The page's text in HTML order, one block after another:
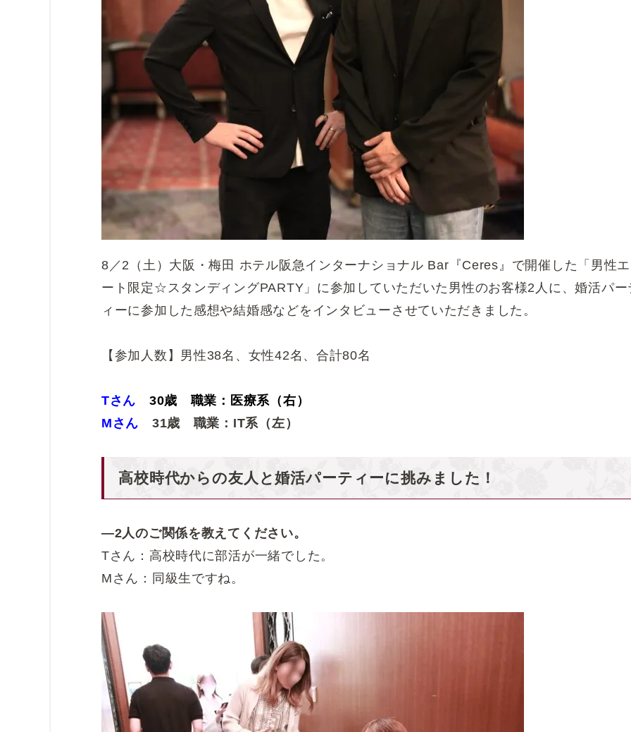
8／2（土）大阪・梅田 ホテル阪急インターナショナル Bar『Ceres』で開催した「男性エ
ート限定☆スタンディングPARTY」に参加していただいた男性のお客様2人に、婚活パー
ィーに参加した感想や結婚感などをインタビューさせていただきました。
【参加人数】男性38名、女性42名、合計80名
Tさん 30歳 職業：医療系（右）
Mさん 31歳 職業：IT系（左）
高校時代からの友人と婚活パーティーに挑みました！
―2人のご関係を教えてください。
Tさん：高校時代に部活が一緒でした。
Mさん：同級生ですね。